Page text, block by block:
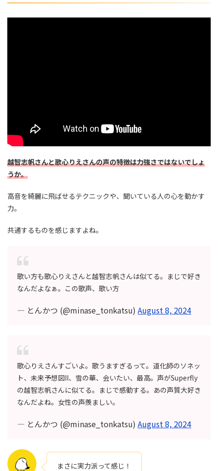
越智志帆さんと歌心りえさんの声の特徴は力強さではないでしょ
うか。
高音を綺麗に飛ばせるテクニックや、聞いている人の心を動かす
力。
共通するものを感じますよね。
歌い方も歌心りえさんと越智志帆さんは似てる。まじで好き
なんだよなぁ。この歌声、歌い方
— とんかつ (@minase_tonkatsu) August 8, 2024
歌心りえさんすごいよ。歌うますぎるって。道化師のソネッ
ト、未来予想図II、雪の華、会いたい、最高。声がSuperfly
の越智志帆さんに似てる。まじで感動する。あの声質大好き
なんだよね。女性の声羨ましい。
— とんかつ (@minase_tonkatsu) August 8, 2024
まさに実力派って感じ！